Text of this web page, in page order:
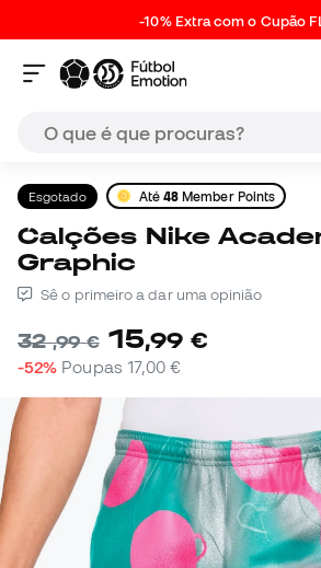
-10% Extra com o Cupão
Esgotado Até 48 Member Points
Calções Nike Academy +
Graphic
Sê o primeiro a dar uma opinião
32,99 € 15,99 €
-52% Poupas 17,00 €